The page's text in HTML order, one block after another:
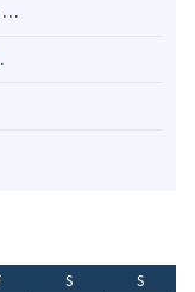
…
S
S